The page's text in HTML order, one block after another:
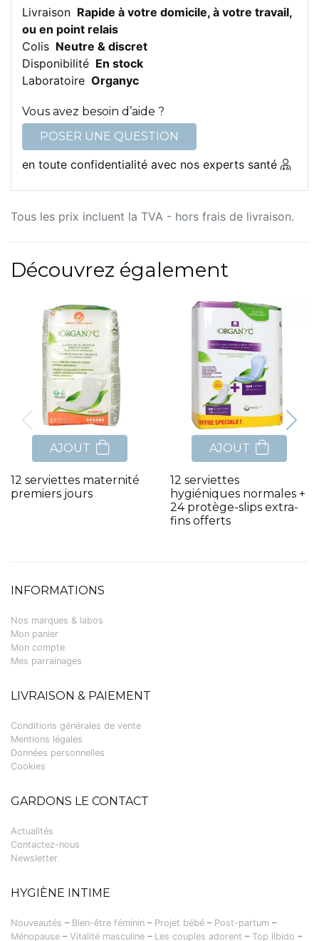
Livraison Rapide à votre domicile, à votre travail,
ou en point relais
Colis Neutre & discret
Disponibilité En stock
Laboratoire Organyc
Vous avez besoin d’aide ?
POSER UNE QUESTION
en toute confidentialité avec nos experts santé
Tous les prix incluent la TVA - hors frais de livraison.
Découvrez également
AJOUT
12 serviettes maternité
premiers jours
AJOUT
12 serviettes
hygiéniques normales +
24 protège-slips extra-
fins offerts
INFORMATIONS
Nos marques & labos
Mon panier
Mon compte
Mes parrainages
LIVRAISON & PAIEMENT
Conditions générales de vente
Mentions légales
Données personnelles
Cookies
GARDONS LE CONTACT
Actualités
Contactez-nous
Newsletter
HYGIÈNE INTIME
Nouveautés – Bien-être féminin – Projet bébé – Post-partum –
Ménopause – Vitalité masculine – Les couples adorent – Top libido –